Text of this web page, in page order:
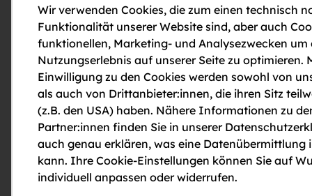
Weitere Information
Downloads und weiterführende Links im
Überblick
Exposé
Wir verwenden Cookies, die zum einen technisch
Funktionalität unserer Website sind, aber auch
funktionellen, Marketing- und Analysezwecken um
Nutzungserlebnis auf unserer Seite zu optimieren.
Einwilligung zu den Cookies werden sowohl von
als auch von Drittanbieter:innen, die ihren Sitz
(z.B. den USA) haben. Nähere Informationen zu
Partner:innen finden Sie in unserer
auch genau erklären, was eine Datenübermittlung
kann. Ihre Cookie-Einstellungen können Sie auf
individuell anpassen oder widerrufen.